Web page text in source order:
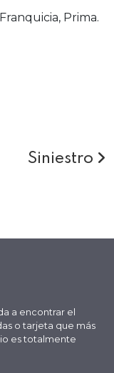
Prima.
Siniestro
a encontrar el
o tarjeta que más
es totalmente